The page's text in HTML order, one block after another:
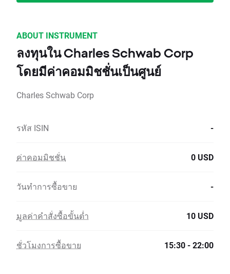
ABOUT INSTRUMENT
ลงทุนใน Charles Schwab Corp
โดยมีค่าคอมมิชชั่นเป็นศูนย์
Charles Schwab Corp
รหัส ISIN -
ค่าคอมมิชชั่น 0 USD
วันทำการซื้อขาย -
มูลค่าคำสั่งซื้อขั้นต่ำ 10 USD
ชั่วโมงการซื้อขาย 15:30 - 22:00